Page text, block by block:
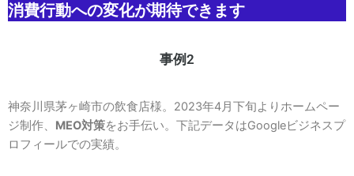
消費行動への変化が期待できます
事例2
神奈川県茅ヶ崎市の飲食店様。2023年4月下旬よりホームペー
ジ制作、 MEO対策をお手伝い。下記データはGoogleビジネスプ
ロフィールでの実績。